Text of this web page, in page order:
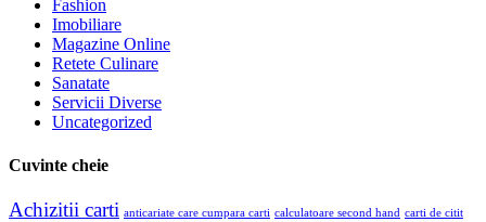
Fashion
Imobiliare
Magazine Online
Retete Culinare
Sanatate
Servicii Diverse
Uncategorized
Cuvinte cheie
Achizitii carti anticariate care cumpara carti calculatoare second hand carti de citit